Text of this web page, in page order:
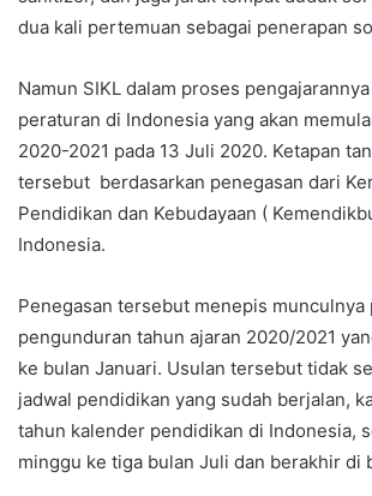
dua kali pertemuan sebagai penerapan
Namun SIKL dalam proses
peraturan di Indonesia yang akan
2020-2021 pada 13 Juli 2020. Ketapan
tersebut berdasarkan penegasan dari
Pendidikan dan Kebudayaan (
Indonesia.
Penegasan tersebut menepis munculnya
pengunduran tahun ajaran 2020/2021
ke bulan Januari. Usulan tersebut tidak
jadwal pendidikan yang sudah berjalan,
tahun kalender pendidikan di Indonesia,
minggu ke tiga bulan Juli dan berakhir di